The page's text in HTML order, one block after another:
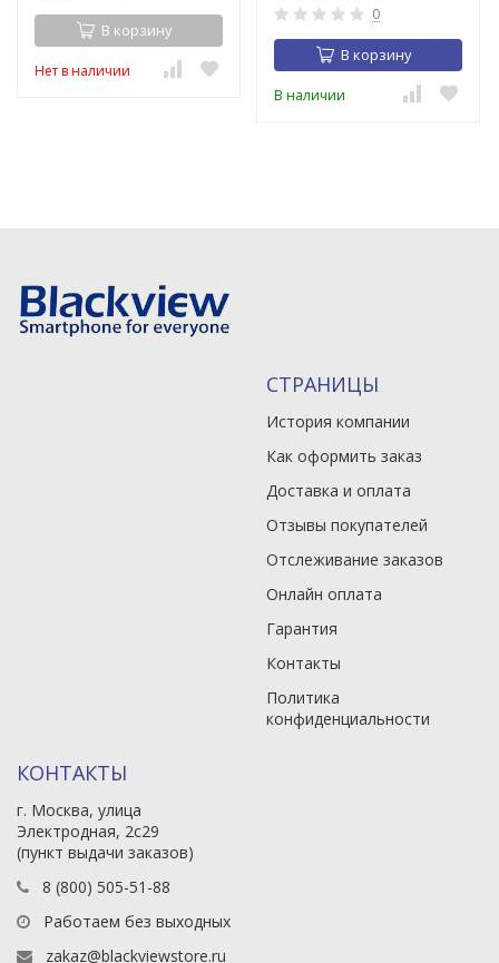
В корзину
Нет в наличии
0
В корзину
В наличии
СТРАНИЦЫ
История компании
Как оформить заказ
Доставка и оплата
Отзывы покупателей
Отслеживание заказов
Онлайн оплата
Гарантия
Контакты
Политика
конфиденциальности
КОНТАКТЫ
г. Москва, улица
Электродная, 2с29
(пункт выдачи заказов)
8 (800) 505-51-88
Работаем без выходных
zakaz@blackviewstore.ru